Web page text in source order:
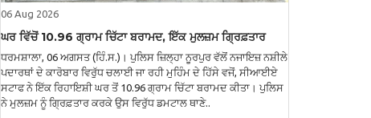
06 Aug 2026
ਘਰ ਵਿੱਚੋਂ 10.96 ਗ੍ਰਾਮ ਚਿੱਟਾ ਬਰਾਮਦ, ਇੱਕ ਮੁਲਜ਼ਮ ਗ੍ਰਿਫ਼ਤਾਰ
ਧਰਮਸ਼ਾਲਾ, 06 ਅਗਸਤ (ਹਿੰ.ਸ.)। ਪੁਲਿਸ ਜ਼ਿਲ੍ਹਾ ਨੂਰਪੁਰ ਵੱਲੋਂ ਨਜਾਇਜ਼ ਨਸ਼ੀਲੇ
ਪਦਾਰਥਾਂ ਦੇ ਕਾਰੋਬਾਰ ਵਿਰੁੱਧ ਚਲਾਈ ਜਾ ਰਹੀ ਮੁਹਿੰਮ ਦੇ ਹਿੱਸੇ ਵਜੋਂ, ਸੀਆਈਏ
ਸਟਾਫ ਨੇ ਇੱਕ ਰਿਹਾਇਸ਼ੀ ਘਰ ਤੋਂ 10.96 ਗ੍ਰਾਮ ਚਿੱਟਾ ਬਰਾਮਦ ਕੀਤਾ। ਪੁਲਿਸ
ਨੇ ਮੁਲਜ਼ਮ ਨੂੰ ਗ੍ਰਿਫ਼ਤਾਰ ਕਰਕੇ ਉਸ ਵਿਰੁੱਧ ਡਮਟਾਲ ਥਾਣੇ..